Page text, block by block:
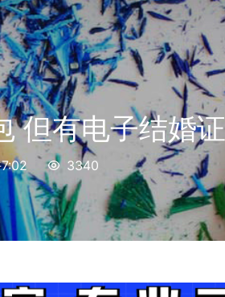
但有电子结婚证
3340